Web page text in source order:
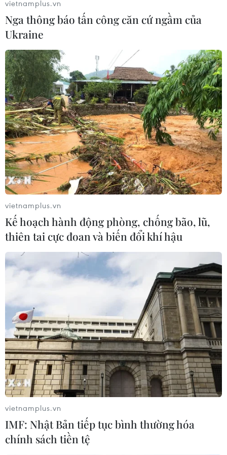
vietnamplus.vn
Nga thông báo tấn công căn cứ ngầm của
Ukraine
vietnamplus.vn
Kế hoạch hành động phòng, chống bão, lũ,
thiên tai cực đoan và biến đổi khí hậu
vietnamplus.vn
IMF: Nhật Bản tiếp tục bình thường hóa
chính sách tiền tệ